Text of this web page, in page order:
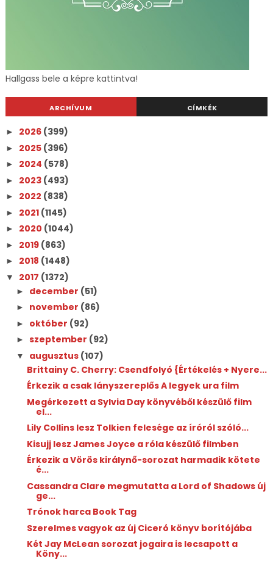
Hallgass bele a képre kattintva!
ARCHÍVUM CÍMKÉK
► 2026 (399)
► 2025 (396)
► 2024 (578)
► 2023 (493)
► 2022 (838)
► 2021 (1145)
► 2020 (1044)
► 2019 (863)
► 2018 (1448)
▼ 2017 (1372)
► december (51)
► november (86)
► október (92)
► szeptember (92)
▼ augusztus (107)
Brittainy C. Cherry: Csendfolyó {Értékelés + Nyere...
Érkezik a csak lányszereplős A legyek ura film
Megérkezett a Sylvia Day könyvéből készülő film
el...
Lily Collins lesz Tolkien felesége az íróról szóló...
Kisujj lesz James Joyce a róla készülő filmben
Érkezik a Vörös királynő-sorozat harmadik kötete
é...
Cassandra Clare megmutatta a Lord of Shadows új
ge...
Trónok harca Book Tag
Szerelmes vagyok az új Ciceró könyv borítójába
Két Jay McLean sorozat jogaira is lecsapott a
Köny...